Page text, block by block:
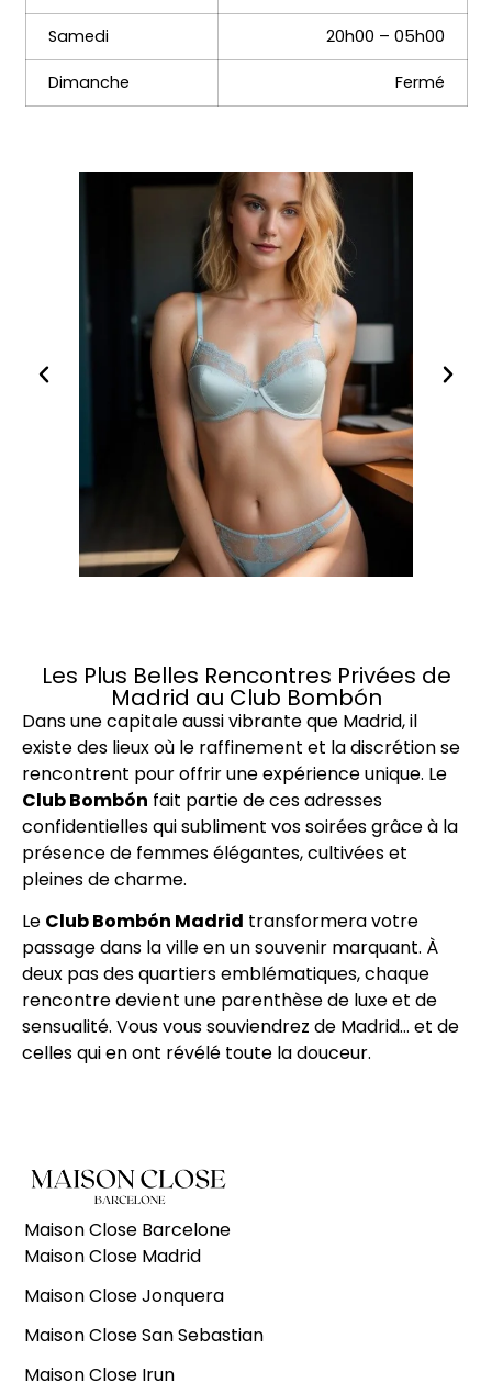
Samedi 20h00 – 05h00
Dimanche Fermé
Les Plus Belles Rencontres Privées de
Madrid au Club Bombón
Dans une capitale aussi vibrante que Madrid, il
existe des lieux où le raffinement et la discrétion se
rencontrent pour offrir une expérience unique. Le
Club Bombón fait partie de ces adresses
confidentielles qui subliment vos soirées grâce à la
présence de femmes élégantes, cultivées et
pleines de charme.
Le Club Bombón Madrid transformera votre
passage dans la ville en un souvenir marquant. À
deux pas des quartiers emblématiques, chaque
rencontre devient une parenthèse de luxe et de
sensualité. Vous vous souviendrez de Madrid… et de
celles qui en ont révélé toute la douceur.
Maison Close Barcelone
Maison Close Madrid
Maison Close Jonquera
Maison Close San Sebastian
Maison Close Irun